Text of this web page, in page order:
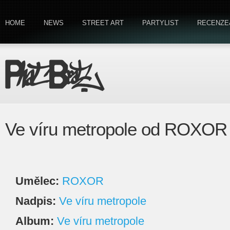
HOME NEWS STREET ART PARTYLIST
Ve víru metropole od ROXOR
Umělec: ROXOR
Nadpis: Ve víru metropole
Album: Ve víru metropole